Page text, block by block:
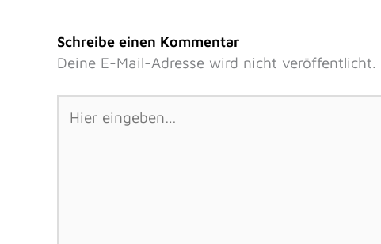
Schreibe einen Kommentar
Deine E-Mail-Adresse wird nicht veröffentlicht.
eingeben…